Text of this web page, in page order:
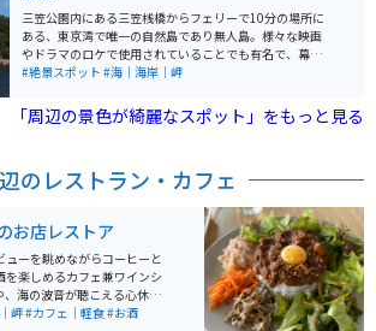
三笠公園内にある三笠桟橋からフェリーで10分の場所に
ある、東京湾で唯一の自然島であり無人島。様々な映画
やドラマのロケで使用されていることでも有名で、幕末
から第二次世界大戦にかけて東京湾要塞として使用され
ており戦時中の歴史をうかがい知ることができる観光ス
ポットである。
#絶景スポット #海｜海岸｜岬
「周辺の景色が綺麗なスポット」をもっと見る
のレストラン・カフェ
お店レストア
ーを眺めながらコーヒーと
を楽しめるカフェ兼ワインシ
、海の波音が聴こえる心休ま
やワインを飲みながら食事
岬#カフェ｜軽食#お酒